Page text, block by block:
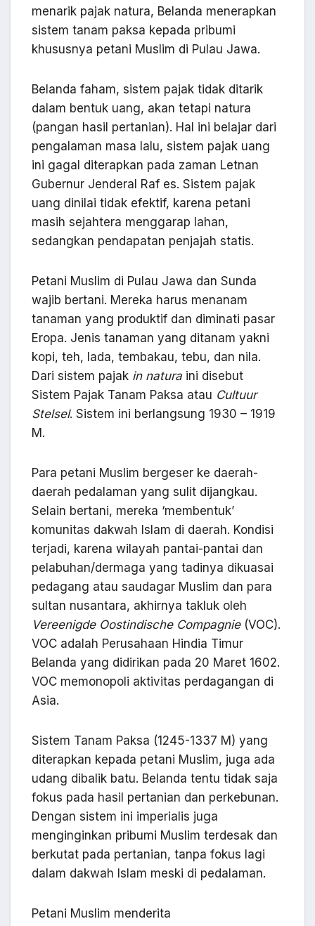
menarik pajak natura, Belanda menerapkan
sistem tanam paksa kepada pribumi
khususnya petani Muslim di Pulau Jawa.
Belanda faham, sistem pajak tidak ditarik
dalam bentuk uang, akan tetapi natura
(pangan hasil pertanian). Hal ini belajar dari
pengalaman masa lalu, sistem pajak uang
ini gagal diterapkan pada zaman Letnan
Gubernur Jenderal Raf es. Sistem pajak
uang dinilai tidak efektif, karena petani
masih sejahtera menggarap lahan,
sedangkan pendapatan penjajah statis.
Petani Muslim di Pulau Jawa dan Sunda
wajib bertani. Mereka harus menanam
tanaman yang produktif dan diminati pasar
Eropa. Jenis tanaman yang ditanam yakni
kopi, teh, lada, tembakau, tebu, dan nila.
Dari sistem pajak in natura ini disebut
Sistem Pajak Tanam Paksa atau Cultuur
Stelsel. Sistem ini berlangsung 1930 – 1919
M.
Para petani Muslim bergeser ke daerah-
daerah pedalaman yang sulit dijangkau.
Selain bertani, mereka ‘membentuk’
komunitas dakwah Islam di daerah. Kondisi
terjadi, karena wilayah pantai-pantai dan
pelabuhan/dermaga yang tadinya dikuasai
pedagang atau saudagar Muslim dan para
sultan nusantara, akhirnya takluk oleh
Vereenigde Oostindische Compagnie(VOC).
VOC adalah Perusahaan Hindia Timur
Belanda yang didirikan pada 20 Maret 1602.
VOC memonopoli aktivitas perdagangan di
Asia.
Sistem Tanam Paksa (1245-1337 M) yang
diterapkan kepada petani Muslim, juga ada
udang dibalik batu. Belanda tentu tidak saja
fokus pada hasil pertanian dan perkebunan.
Dengan sistem ini imperialis juga
menginginkan pribumi Muslim terdesak dan
berkutat pada pertanian, tanpa fokus lagi
dalam dakwah Islam meski di pedalaman.
Petani Muslim menderita